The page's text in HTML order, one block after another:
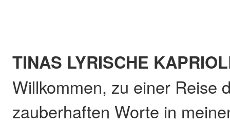
TINAS LYRISCHE
Willkommen, zu einer Reise
zauberhaften Worte in